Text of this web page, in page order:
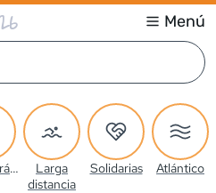
Menú
Mediterráneo
Larga
distancia
Solidarias Atlántico